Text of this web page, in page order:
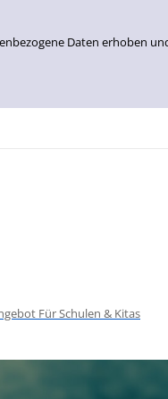
Daten erhoben
Für Schulen & Kitas